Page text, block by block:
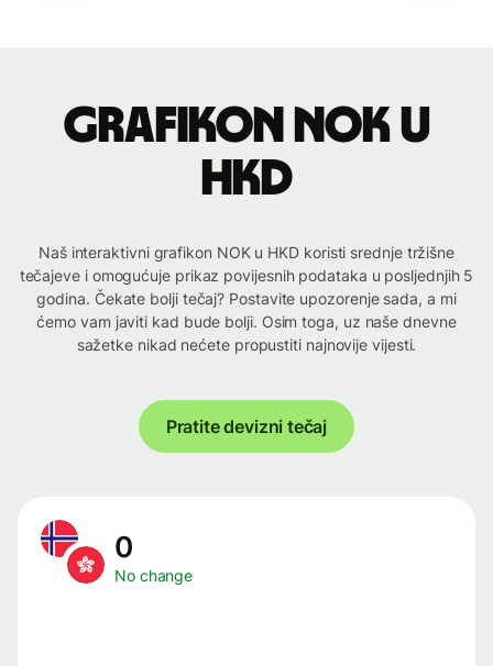
Grafikon NOK u
HKD
Naš interaktivni grafikon NOK u HKD koristi srednje tržišne
tečajeve i omogućuje prikaz povijesnih podataka u posljednjih 5
godina. Čekate bolji tečaj? Postavite upozorenje sada, a mi
ćemo vam javiti kad bude bolji. Osim toga, uz naše dnevne
sažetke nikad nećete propustiti najnovije vijesti.
Pratite devizni tečaj
0
No change